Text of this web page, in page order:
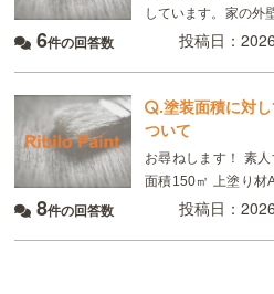
しています。家の外
塗りは同じエスケ
6件の回答数 投稿日：
.塗装面積に対
ついて
お尋ねします！ 素人
面積150㎡ 上塗り材
16kg） 所要量0.3kg/㎡ 所要量の「0.3kg」は
8件の回答数 投稿日：